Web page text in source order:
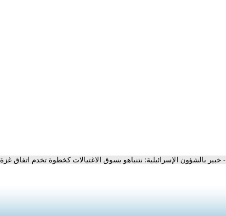
- خبير بالشؤون الإسرائيلية: نتنياهو يسوق الاغتيالات كخطوة تخدم اتفاق غزة